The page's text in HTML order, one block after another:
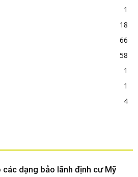
1
18
66
58
1
1
4
dạng bảo lãnh định cư Mỹ